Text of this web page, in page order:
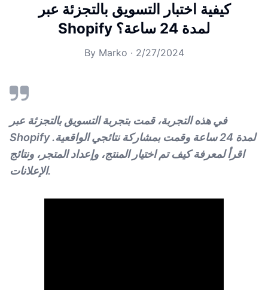
كيفية اختبار التسويق بالتجزئة عبر
Shopify لمدة 24 ساعة؟
By Marko · 2/27/2024
في هذه التجربة، قمت بتجربة التسويق بالتجزئة عبر
Shopify لمدة 24 ساعة وقمت بمشاركة نتائجي الواقعية.
اقرأ لمعرفة كيف تم اختيار المنتج، وإعداد المتجر، ونتائج
الإعلانات.